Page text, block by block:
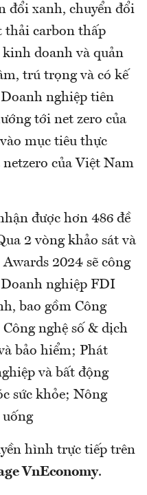
đổi xanh, chuyển đổi
thải carbon thấp
doanh và quản
trú trọng và có kế
nghiệp tiên
tới net zero của
mục tiêu thực
của Việt Nam
được hơn 486 đề
2 vòng khảo sát và
2024 sẽ công
nghiệp FDI
bao gồm Công
nghệ số & dịch
bảo hiểm; Phát
và bất động
sức khỏe; Nông
hình trực tiếp trên
VnEconomy.